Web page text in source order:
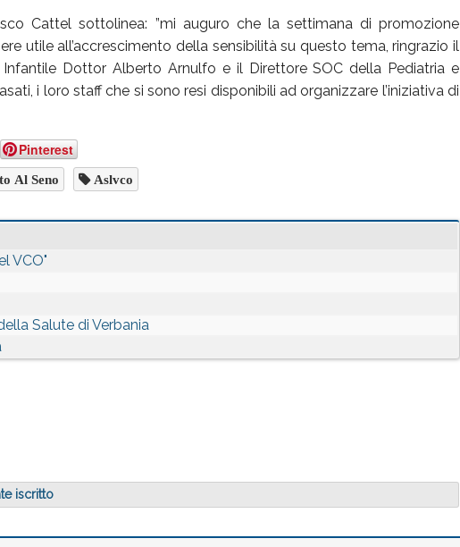
Cattel sottolinea: ”mi auguro che la settimana di promozione
utile all’accrescimento della sensibilità su questo tema, ringrazio il
Dottor Alberto Arnulfo e il Direttore SOC della Pediatria e
i loro staff che si sono resi disponibili ad organizzare l’iniziativa di
Pinterest
Al Seno Aslvco
VCO"
Salute di Verbania
iscritto